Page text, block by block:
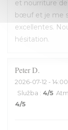
et nourriture de
bœuf et je me
excellentes.
hésitation.
PeterD
2026-07-12 -
Služba : 4/5
4/5